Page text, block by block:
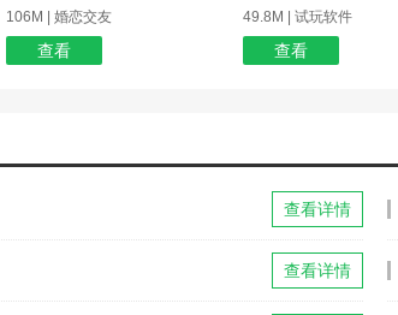
106M | 婚恋交友
查看
49.8M | 试玩软件
查看
查看详情
查看详情